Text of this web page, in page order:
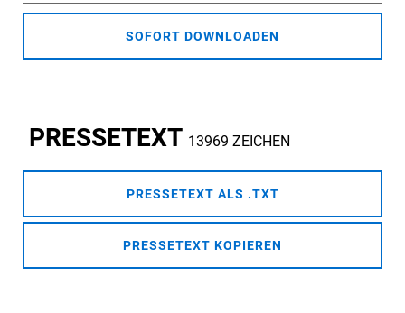
SOFORT DOWNLOADEN
PRESSETEXT 13969 ZEICHEN
PRESSETEXT ALS .TXT
PRESSETEXT KOPIEREN